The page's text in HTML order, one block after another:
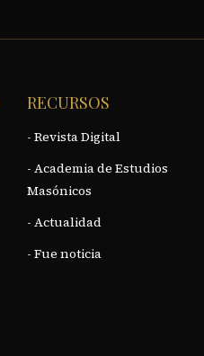
RECURSOS
- Revista Digital
- Academia de Estudios
Masónicos
- Actualidad
- Fue noticia